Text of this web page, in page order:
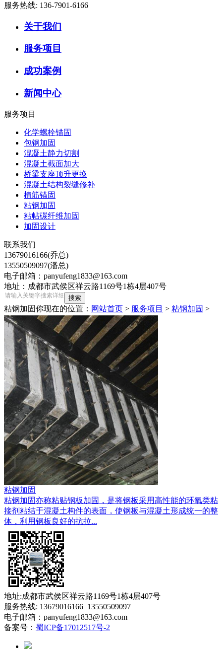
服务热线: 136-7901-6166
关于我们
服务项目
成功案例
新闻中心
服务项目
化学螺栓锚固
包钢加固
混凝土静力切割
混凝土截面加大
桥梁支座顶升更换
混凝土结构裂缝修补
植筋锚固
粘钢加固
粘帖碳纤维加固
加固设计
联系我们
13679016166(乔总)
13550509097(潘总)
电子邮箱：panyufeng1833@163.com
地址：成都市武侯区祥云路1169号1栋4层407号
粘钢加固你现在的位置： 网站首页 > 服务项目 > 粘钢加固 >
粘钢加固
粘钢加固亦称粘贴钢板加固，是将钢板采用高性能的环氧类粘
接剂粘结于混凝土构件的表面，使钢板与混凝土形成统一的整
体，利用钢板良好的抗拉...
地址:成都市武侯区祥云路1169号1栋4层407号
服务热线: 13679016166 13550509097
电子邮箱：panyufeng1833@163.com
备案号： 蜀ICP备17012517号-2